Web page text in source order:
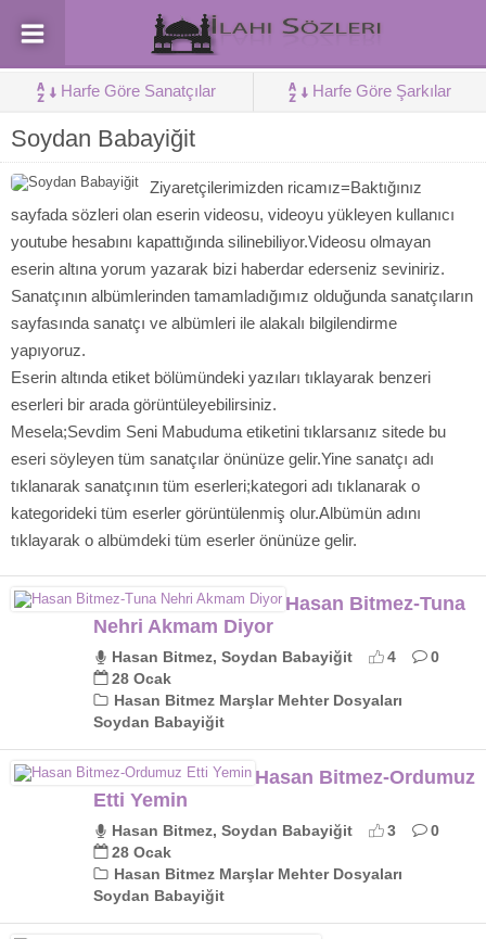
Harfe Göre Sanatçılar Harfe Göre Şarkılar
Soydan Babayiğit
Ziyaretçilerimizden ricamız=Baktığınız
sayfada sözleri olan eserin videosu, videoyu yükleyen kullanıcı
youtube hesabını kapattığında silinebiliyor.Videosu olmayan
eserin altına yorum yazarak bizi haberdar ederseniz seviniriz.
Sanatçının albümlerinden tamamladığımız olduğunda sanatçıların
sayfasında sanatçı ve albümleri ile alakalı bilgilendirme
yapıyoruz.
Eserin altında etiket bölümündeki yazıları tıklayarak benzeri
eserleri bir arada görüntüleyebilirsiniz.
Mesela;Sevdim Seni Mabuduma etiketini tıklarsanız sitede bu
eseri söyleyen tüm sanatçılar önünüze gelir.Yine sanatçı adı
tıklanarak sanatçının tüm eserleri;kategori adı tıklanarak o
kategorideki tüm eserler görüntülenmiş olur.Albümün adını
tıklayarak o albümdeki tüm eserler önünüze gelir.
Hasan Bitmez-Tuna
Nehri Akmam Diyor
Hasan Bitmez, Soydan Babayiğit 4
0
28 Ocak
Hasan Bitmez Marşlar Mehter Dosyaları
Soydan Babayiğit
Hasan Bitmez-Ordumuz
Etti Yemin
Hasan Bitmez, Soydan Babayiğit 3
0
28 Ocak
Hasan Bitmez Marşlar Mehter Dosyaları
Soydan Babayiğit